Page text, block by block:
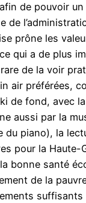
de pouvoir
de
prône les
ce qui a de plus
de la voir
air préférées,
de fond, avec
aussi par la
du piano), la
pour la Haute-
bonne santé
de la
suffisants